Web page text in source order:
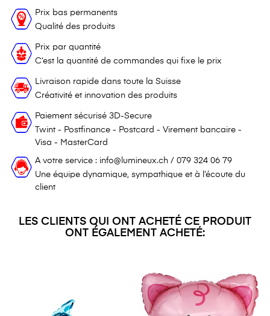
Prix bas permanents
Qualité des produits
Prix par quantité
C’est la quantité de commandes qui fixe le prix
Livraison rapide dans toute la Suisse
Créativité et innovation des produits
Paiement sécurisé 3D-Secure
Twint - Postfinance - Postcard - Virement bancaire -
Visa - MasterCard
A votre service : info@lumineux.ch / 079 324 06 79
Une équipe dynamique, sympathique et à l’écoute du
client
LES CLIENTS QUI ONT ACHETÉ CE PRODUIT
ONT ÉGALEMENT ACHETÉ: